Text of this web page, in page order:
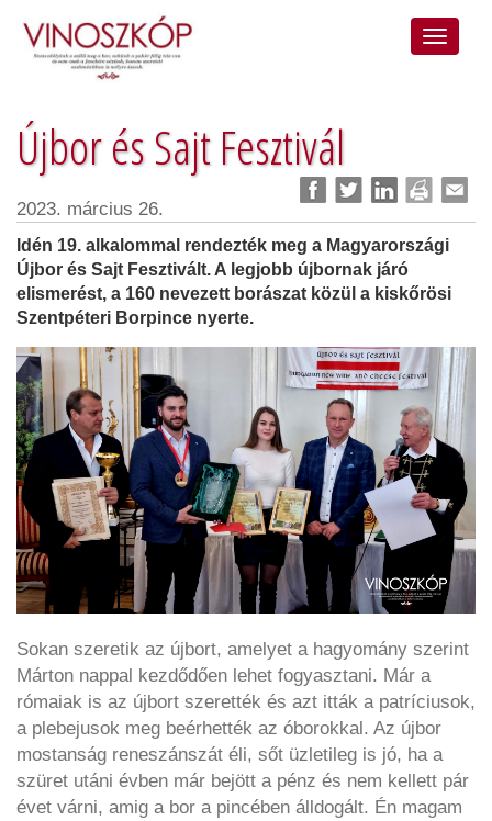
Újbor és Sajt Fesztivál
2023. március 26.
Idén 19. alkalommal rendezték meg a Magyarországi
Újbor és Sajt Fesztivált. A legjobb újbornak járó
elismerést, a 160 nevezett borászat közül a kiskőrösi
Szentpéteri Borpince nyerte.
Sokan szeretik az újbort, amelyet a hagyomány szerint
Márton nappal kezdődően lehet fogyasztani. Már a
rómaiak is az újbort szerették és azt itták a patríciusok,
a plebejusok meg beérhették az óborokkal. Az újbor
mostanság reneszánszát éli, sőt üzletileg is jó, ha a
szüret utáni évben már bejött a pénz és nem kellett pár
évet várni, amig a bor a pincében álldogált. Én magam